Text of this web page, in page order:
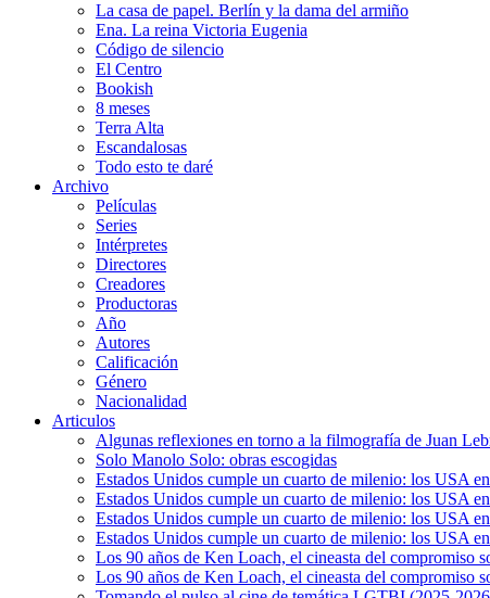
La casa de papel. Berlín y la dama del armiño
Ena. La reina Victoria Eugenia
Código de silencio
El Centro
Bookish
8 meses
Terra Alta
Escandalosas
Todo esto te daré
Archivo
Películas
Series
Intérpretes
Directores
Creadores
Productoras
Año
Autores
Calificación
Género
Nacionalidad
Articulos
Algunas reflexiones en torno a la filmografía de Juan
Solo Manolo Solo: obras escogidas
Estados Unidos cumple un cuarto de milenio: los USA
Estados Unidos cumple un cuarto de milenio: los USA
Estados Unidos cumple un cuarto de milenio: los USA
Estados Unidos cumple un cuarto de milenio: los USA
Los 90 años de Ken Loach, el cineasta del compromiso
Los 90 años de Ken Loach, el cineasta del compromiso